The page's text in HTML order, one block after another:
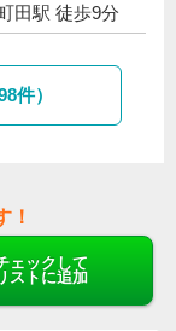
田駅 徒歩9分
件）
！
ェックして
ストに追加